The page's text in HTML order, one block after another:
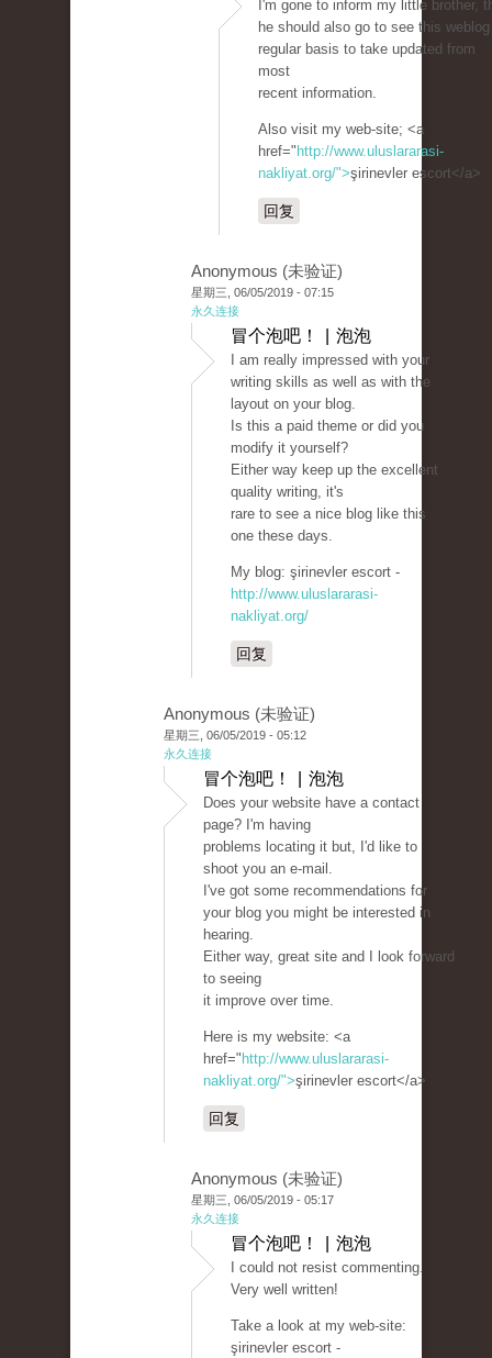
I'm gone to inform my little brother,
he should also go to see this
regular basis to take updated from
most
recent information.
Also visit my web-site; <a
href=" http://www.uluslararasi-
nakliyat.org/">şirinevler escort</a>
回复
Anonymous (未验证)
星期三, 06/05/2019 - 07:15
永久连接
冒个泡吧！ | 泡泡
I am really impressed with your
writing skills as well as with the
layout on your blog.
Is this a paid theme or did you
modify it yourself?
Either way keep up the excellent
quality writing, it's
rare to see a nice blog like this
one these days.
My blog: şirinevler escort -
http://www.uluslararasi-
nakliyat.org/
回复
Anonymous (未验证)
星期三, 06/05/2019 - 05:12
永久连接
冒个泡吧！ | 泡泡
Does your website have a contact
page? I'm having
problems locating it but, I'd like to
shoot you an e-mail.
I've got some recommendations for
your blog you might be interested in
hearing.
Either way, great site and I look forward
to seeing
it improve over time.
Here is my website: <a
href=" http://www.uluslararasi-
nakliyat.org/">şirinevler escort</a>
回复
Anonymous (未验证)
星期三, 06/05/2019 - 05:17
永久连接
冒个泡吧！ | 泡泡
I could not resist commenting.
Very well written!
Take a look at my web-site:
şirinevler escort -